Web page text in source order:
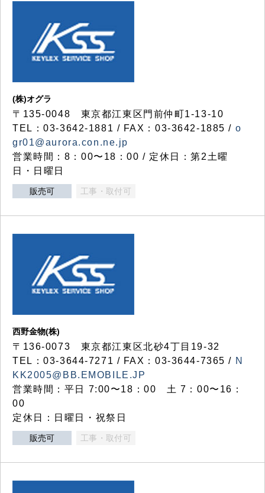
(株)オグラ
〒135-0048 東京都江東区門前仲町1-13-10
TEL：03-3642-1881 / FAX：03-3642-1885 / o
gr01@aurora.con.ne.jp
営業時間：8：00〜18：00 / 定休日：第2土曜
日・日曜日
販売可 工事・取付可
西野金物(株)
〒136-0073 東京都江東区北砂4丁目19-32
TEL：03‐3644‐7271 / FAX：03-3644-7365 / N
KK2005@BB.EMOBILE.JP
営業時間：平日 7:00〜18：00 土 7：00〜16：
00
定休日：日曜日・祝祭日
販売可 工事・取付可